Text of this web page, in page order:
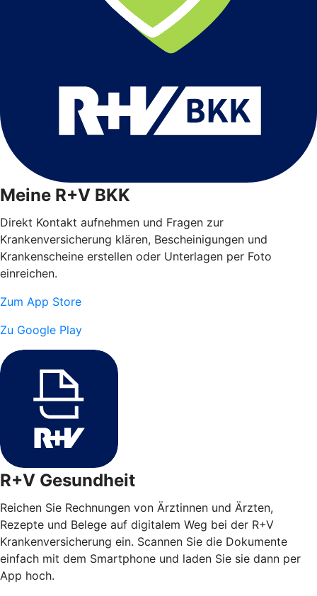
Meine R+V BKK
Direkt Kontakt aufnehmen und Fragen zur
Krankenversicherung klären, Bescheinigungen und
Krankenscheine erstellen oder Unterlagen per Foto
einreichen.
Zum App Store
Zu Google Play
R+V Gesundheit
Reichen Sie Rechnungen von Ärztinnen und Ärzten,
Rezepte und Belege auf digitalem Weg bei der R+V
Krankenversicherung ein. Scannen Sie die Dokumente
einfach mit dem Smartphone und laden Sie sie dann per
App hoch.